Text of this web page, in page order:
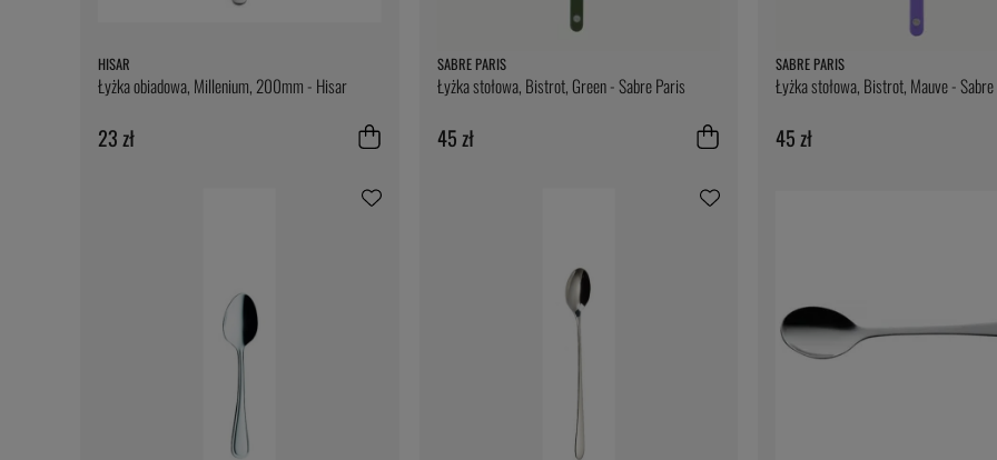
HISAR
Łyżka obiadowa, Millenium, 200mm - Hisar
23 zł
SABRE PARIS
Łyżka stołowa, Bistrot, Green - Sabre Paris
45 zł
SABRE PARIS
Łyżka stołowa, Bistrot, Mauve -
45 zł